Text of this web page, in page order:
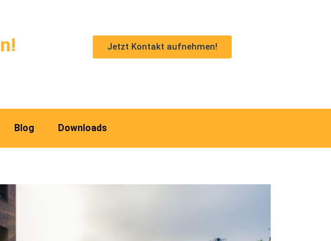
Jetzt Kontakt aufnehmen!
Blog Downloads